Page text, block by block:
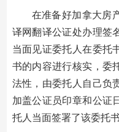
在准备好加拿大房
译网翻译公证处办理签
当面见证委托人在委托
书的内容进行核实，委
法性，由委托人自己负
加盖公证员印章和公证
托人当面签署了该委托书